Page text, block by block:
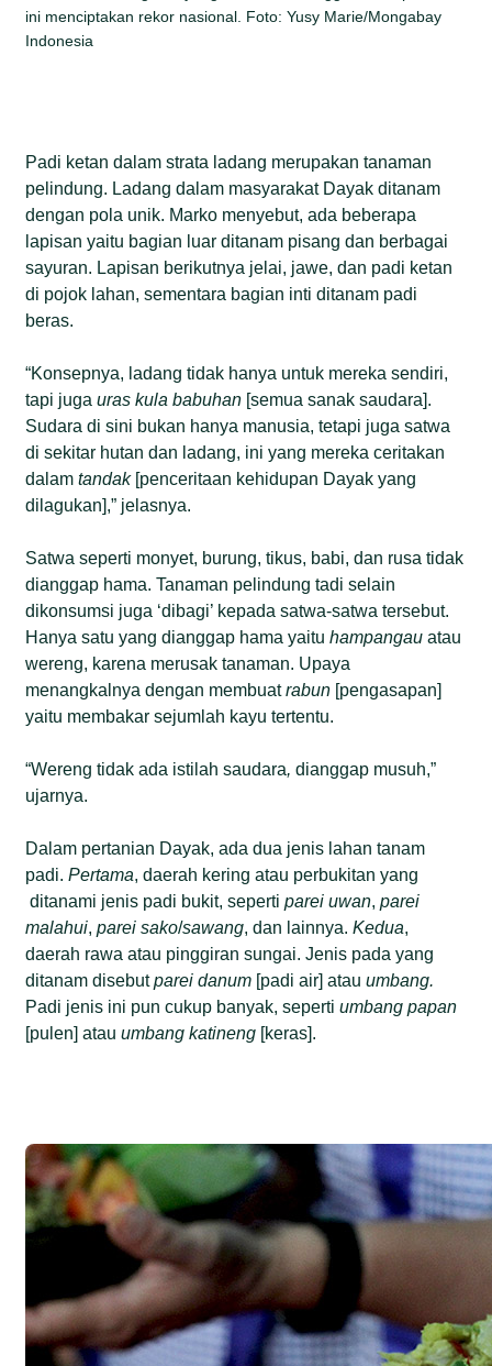
ini menciptakan rekor nasional. Foto: Yusy Marie/Mongabay
Indonesia
Padi ketan dalam strata ladang merupakan tanaman
pelindung. Ladang dalam masyarakat Dayak ditanam
dengan pola unik. Marko menyebut, ada beberapa
lapisan yaitu bagian luar ditanam pisang dan berbagai
sayuran. Lapisan berikutnya jelai, jawe, dan padi ketan
di pojok lahan, sementara bagian inti ditanam padi
beras.
“Konsepnya, ladang tidak hanya untuk mereka sendiri,
tapi jugauras kula babuhan [semua sanak saudara].
Sudara di sini bukan hanya manusia, tetapi juga satwa
di sekitar hutan dan ladang, ini yang mereka ceritakan
dalamtandak [penceritaan kehidupan Dayak yang
dilagukan],” jelasnya.
Satwa seperti monyet, burung, tikus, babi, dan rusa tidak
dianggap hama. Tanaman pelindung tadi selain
dikonsumsi juga ‘dibagi’ kepada satwa-satwa tersebut.
Hanya satu yang dianggap hama yaituhampangauatau
wereng, karena merusak tanaman. Upaya
menangkalnya dengan membuatrabun [pengasapan]
yaitu membakar sejumlah kayu tertentu.
“Wereng tidak ada istilah saudara,dianggap musuh,”
ujarnya.
Dalam pertanian Dayak, ada dua jenis lahan tanam
padi.Pertama, daerah kering atau perbukitan yang
ditanami jenis padi bukit, sepertiparei uwan,parei
malahui,parei sako/sawang, dan lainnya.Kedua,
daerah rawa atau pinggiran sungai. Jenis pada yang
ditanam disebutparei danum [padi air] atauumbang.
Padi jenis ini pun cukup banyak, sepertiumbang papan
[pulen] atauumbang katineng [keras].